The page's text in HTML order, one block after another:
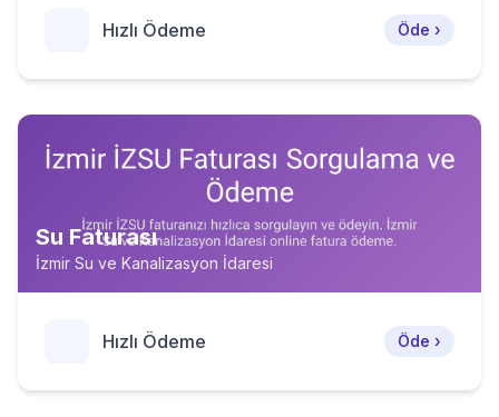
Hızlı Ödeme Öde ›
Su Faturası
İzmir Su ve Kanalizasyon İdaresi
Hızlı Ödeme Öde ›